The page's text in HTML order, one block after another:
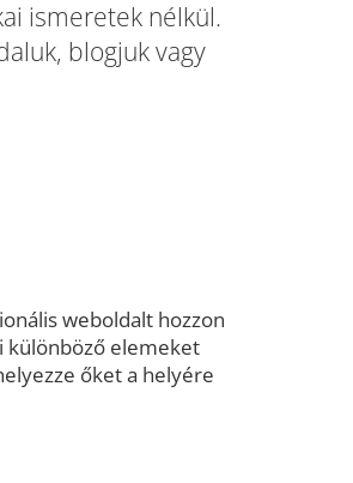
ismeretek nélkül.
blogjuk vagy
weboldalt hozzon
különböző elemeket
őket a helyére